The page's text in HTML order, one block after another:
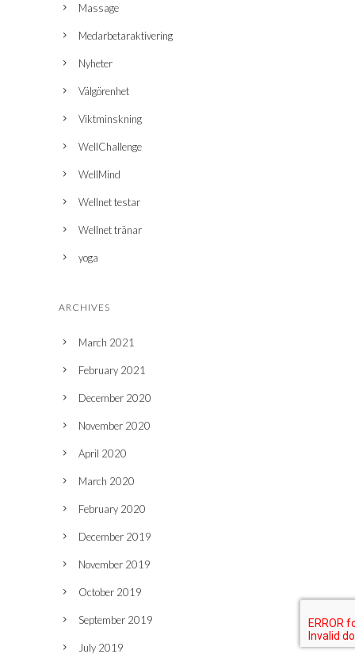
Massage
Medarbetaraktivering
Nyheter
Välgörenhet
Viktminskning
WellChallenge
WellMind
Wellnet testar
Wellnet tränar
yoga
ARCHIVES
March 2021
February 2021
December 2020
November 2020
April 2020
March 2020
February 2020
December 2019
November 2019
October 2019
September 2019
July 2019